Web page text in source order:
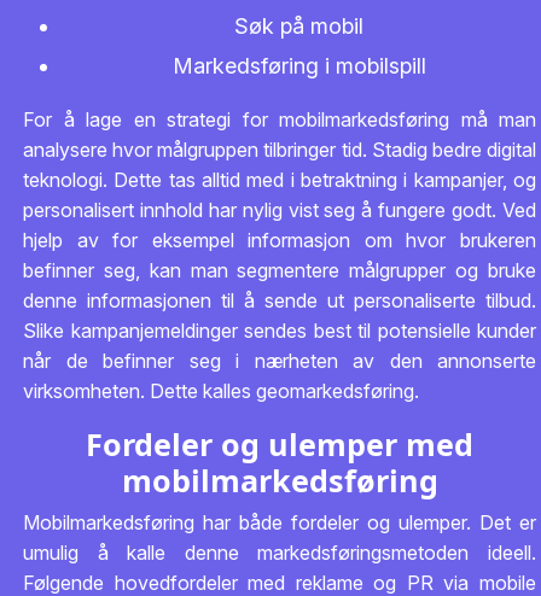
Søk på mobil
Markedsføring i mobilspill
For å lage en strategi for mobilmarkedsføring må man
analysere hvor målgruppen tilbringer tid. Stadig bedre digital
teknologi. Dette tas alltid med i betraktning i kampanjer, og
personalisert innhold har nylig vist seg å fungere godt. Ved
hjelp av for eksempel informasjon om hvor brukeren
befinner seg, kan man segmentere målgrupper og bruke
denne informasjonen til å sende ut personaliserte tilbud.
Slike kampanjemeldinger sendes best til potensielle kunder
når de befinner seg i nærheten av den annonserte
virksomheten. Dette kalles geomarkedsføring.
Fordeler og ulemper med
mobilmarkedsføring
Mobilmarkedsføring har både fordeler og ulemper. Det er
umulig å kalle denne markedsføringsmetoden ideell.
Følgende hovedfordeler med reklame og PR via mobile